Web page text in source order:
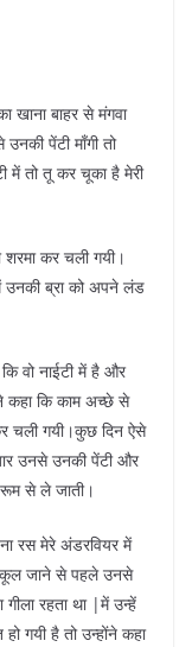
खाना बाहर से मंगवा
पेंटी माँगी तो
में तो तू कर चूका है मेरी
कर चली गयी।
उनकी ब्रा को अपने लंड
वो नाईटी में है और
कहा कि काम अच्छे से
चली गयी।कुछ दिन ऐसे
उनसे उनकी पेंटी और
रूम से ले जाती।
रस मेरे अंडरवियर में
जाने से पहले उनसे
रहता था |में उन्हें
गयी है तो उन्होंने कहा